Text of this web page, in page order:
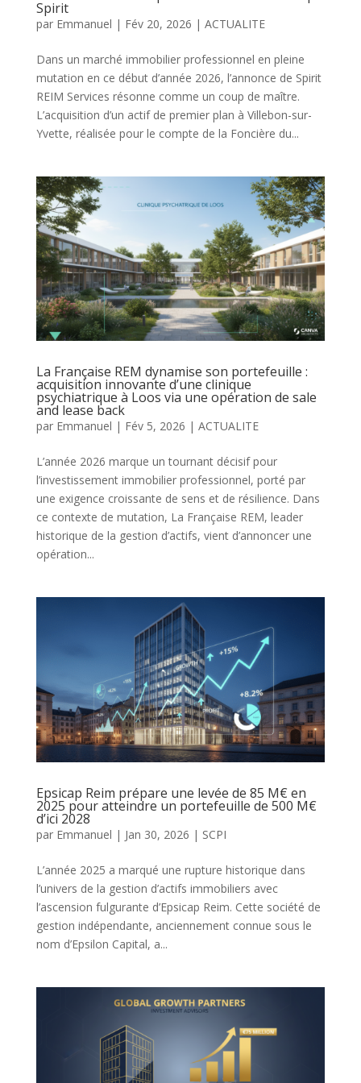
Spirit
par Emmanuel | Fév 20, 2026 | ACTUALITE
Dans un marché immobilier professionnel en pleine
mutation en ce début d’année 2026, l’annonce de Spirit
REIM Services résonne comme un coup de maître.
L’acquisition d’un actif de premier plan à Villebon-sur-
Yvette, réalisée pour le compte de la Foncière du...
La Française REM dynamise son portefeuille :
acquisition innovante d’une clinique
psychiatrique à Loos via une opération de sale
and lease back
par Emmanuel | Fév 5, 2026 | ACTUALITE
L’année 2026 marque un tournant décisif pour
l’investissement immobilier professionnel, porté par
une exigence croissante de sens et de résilience. Dans
ce contexte de mutation, La Française REM, leader
historique de la gestion d’actifs, vient d’annoncer une
opération...
Epsicap Reim prépare une levée de 85 M€ en
2025 pour atteindre un portefeuille de 500 M€
d’ici 2028
par Emmanuel | Jan 30, 2026 | SCPI
L’année 2025 a marqué une rupture historique dans
l’univers de la gestion d’actifs immobiliers avec
l’ascension fulgurante d’Epsicap Reim. Cette société de
gestion indépendante, anciennement connue sous le
nom d’Epsilon Capital, a...